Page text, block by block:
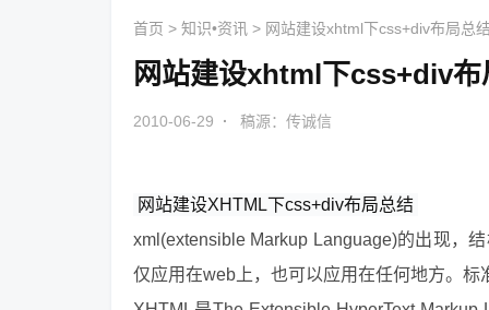
首页 > 知识•资讯 > 网站建设xhtml下css+div布局总
网站建设xhtml下css+div布
2010-06-29 · 稿源：传诚信
网站建设XHTML下css+div布局总结
xml(extensible Markup Language)的出现，
仅应用在web上，也可以应用在任何地方。标